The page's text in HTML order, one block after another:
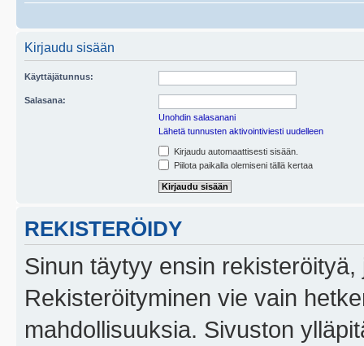
Kirjaudu sisään
Käyttäjätunnus:
Salasana:
Unohdin salasanani
Lähetä tunnusten aktivointiviesti uudelleen
Kirjaudu automaattisesti sisään.
Piilota paikalla olemiseni tällä kertaa
REKISTERÖIDY
Sinun täytyy ensin
Rekisteröityminen vie vain
mahdollisuuksia. Sivuston